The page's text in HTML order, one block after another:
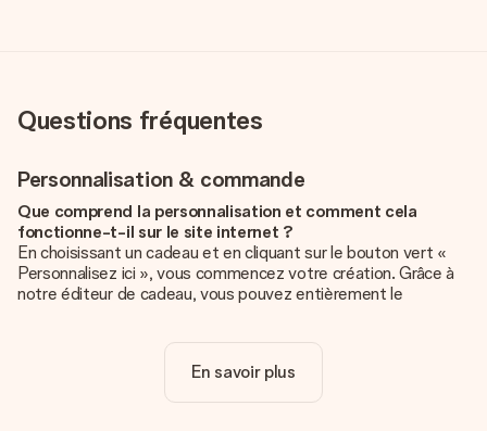
Questions fréquentes
Personnalisation & commande
Que comprend la personnalisation et comment cela
fonctionne-t-il sur le site internet ?
En choisissant un cadeau et en cliquant sur le bouton vert «
Personnalisez ici », vous commencez votre création. Grâce à
notre éditeur de cadeau, vous pouvez entièrement le
unique pour ajouter une touche finale à votre cadeau.
La personnalisation est-elle comprise dans le prix ?
En savoir plus